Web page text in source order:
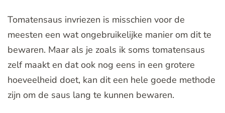
Tomatensaus invriezen is misschien voor de
meesten een wat ongebruikelijke manier om dit te
bewaren. Maar als je zoals ik soms tomatensaus
zelf maakt en dat ook nog eens in een grotere
hoeveelheid doet, kan dit een hele goede methode
zijn om de saus lang te kunnen bewaren.